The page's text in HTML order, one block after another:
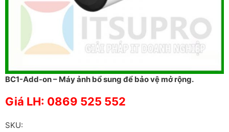
BC1-Add-on – Máy ảnh bổ sung để bảo vệ mở rộng.
Giá LH: 0869 525 552
SKU: